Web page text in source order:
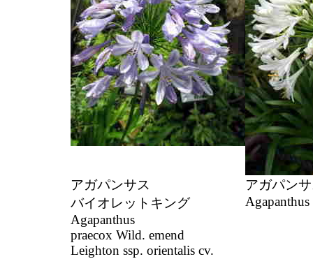
アガパンサス
バイオレットキング
Agapanthus
praecox Wild. emend
Leighton ssp. orientalis cv.
アガパン
Agapanthus